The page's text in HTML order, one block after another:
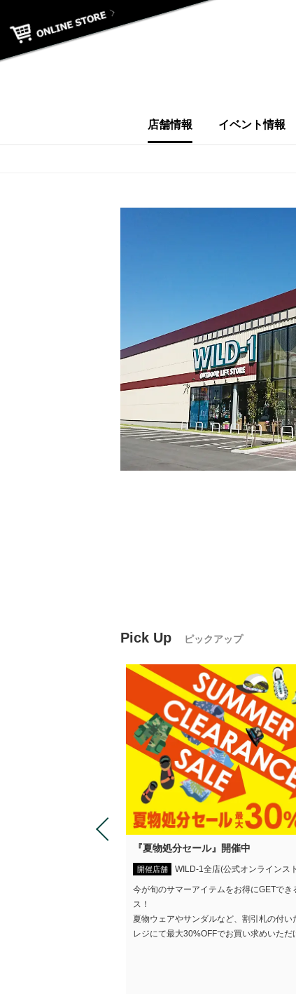
店舗情報 イベント情報
Pick Up ピックアップ
『夏物処分セール』開催中
開催店舗 WILD-1全店(公式オンラインス
今が旬のサマーアイテムをお得にGETでき
ス！
夏物ウェアやサンダルなど、割引札の付い
レジにて最大30%OFFでお買い求めいただ